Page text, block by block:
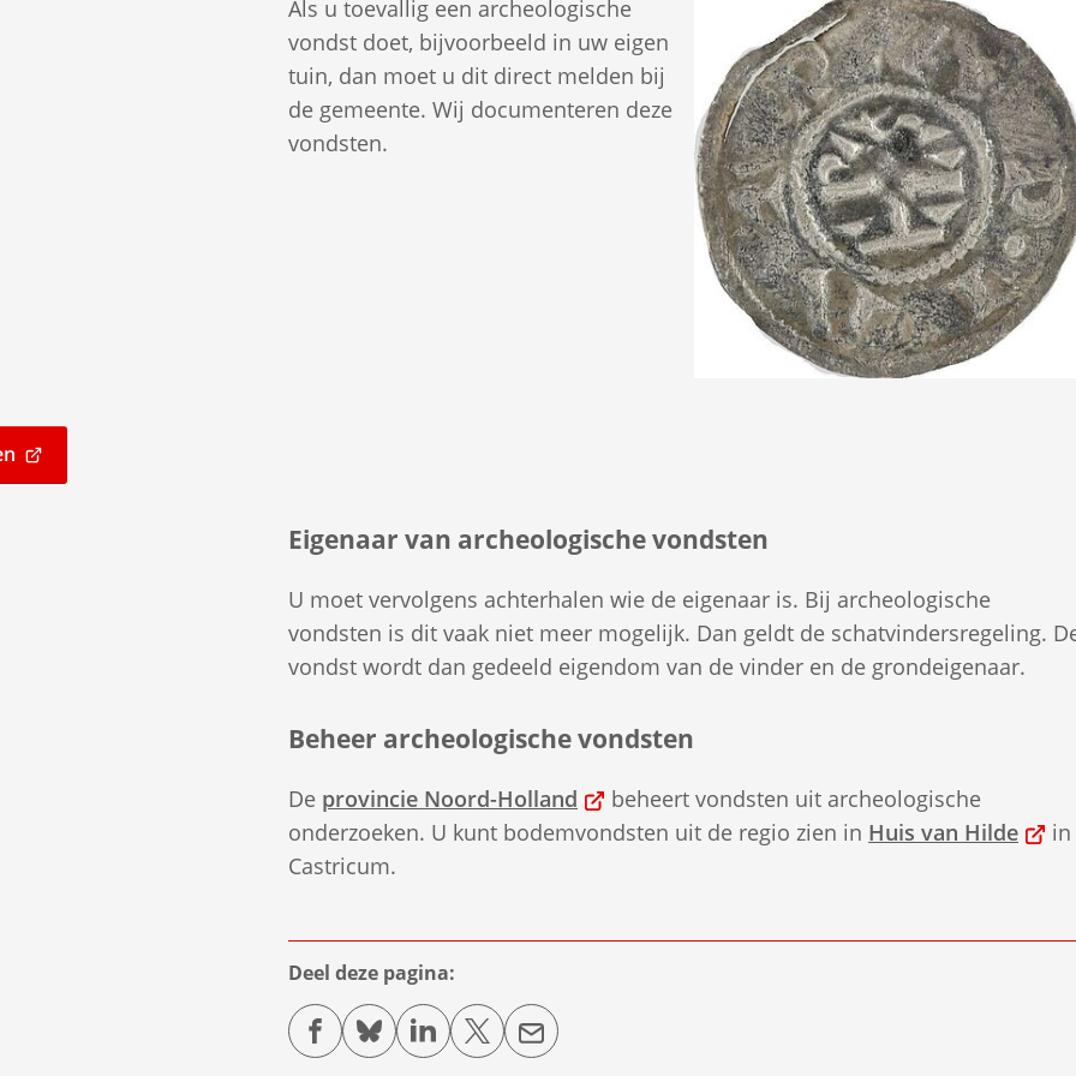
Als u toevallig een archeologische
vondst doet, bijvoorbeeld in uw eigen
tuin, dan moet u dit direct melden bij
de gemeente. Wij documenteren deze
vondsten.
Eigenaar van archeologische vondsten
U moet vervolgens achterhalen wie de eigenaar is. Bij archeologische
vondsten is dit vaak niet meer mogelijk. Dan geldt de schatvindersregeling.
vondst wordt dan gedeeld eigendom van de vinder en de grondeigenaar.
Beheer archeologische vondsten
De provincie Noord-Holland (Verwijst
naar
beheert vondsten uit archeologische
onderzoeken. U kunt bodemvondsten uit de regio zien in Huis van Hilde
in
Castricum.
Deel deze pagina:
(Verwijst(Verwijst(Verwijst(Verwijst(Verwijst